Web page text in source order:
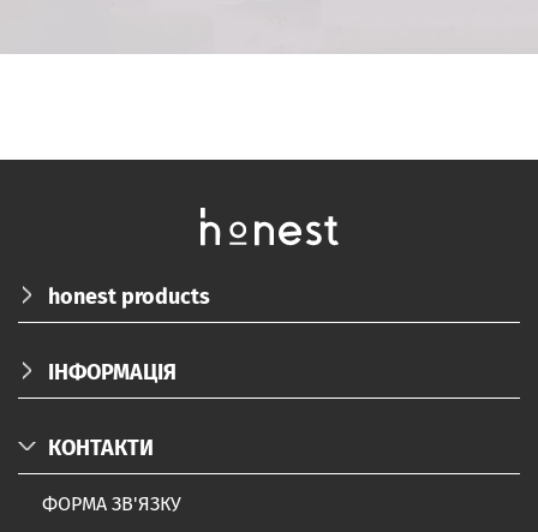
honest products
КАТАЛОГ
БЛОГ
FAQ
ІНФОРМАЦІЯ
КОРПОРАТИВНІ ПОДАРУНКИ
ПАРТНЕРАМ
КОНТАКТИ
ФОРМА ЗВ'ЯЗКУ